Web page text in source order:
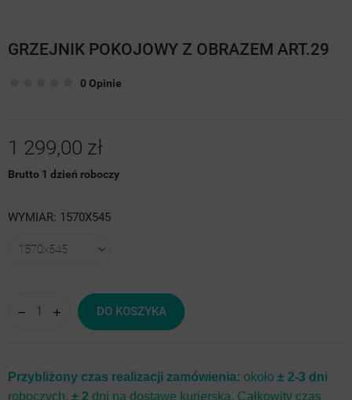
GRZEJNIK POKOJOWY Z OBRAZEM ART.29
0 Opinie
1 299,00 zł
Brutto 1 dzień roboczy
WYMIAR: 1570X545
DO KOSZYKA
Przybliżony czas realizacji zamówienia: około ± 2-3 dni
roboczych, ± 2 dni na dostawę kurierską. Całkowity czas